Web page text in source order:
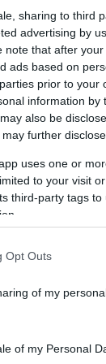
sharing to third
advertising by
note that after
ads based on
prior to
information by
also be
further
uses one or
to your visit
third-party tags
Opt Outs
of my
of my Personal
τομέα ένα
και
πρασίνου με
για τη
του
όπως είπε δεν